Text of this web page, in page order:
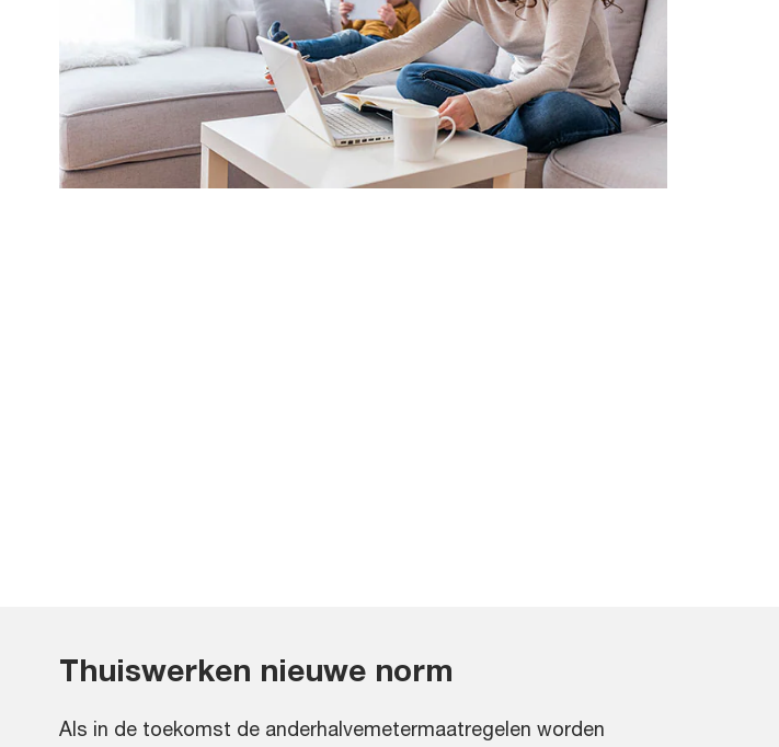
Thuiswerken nieuwe norm
Als in de toekomst de anderhalvemetermaatregelen worden